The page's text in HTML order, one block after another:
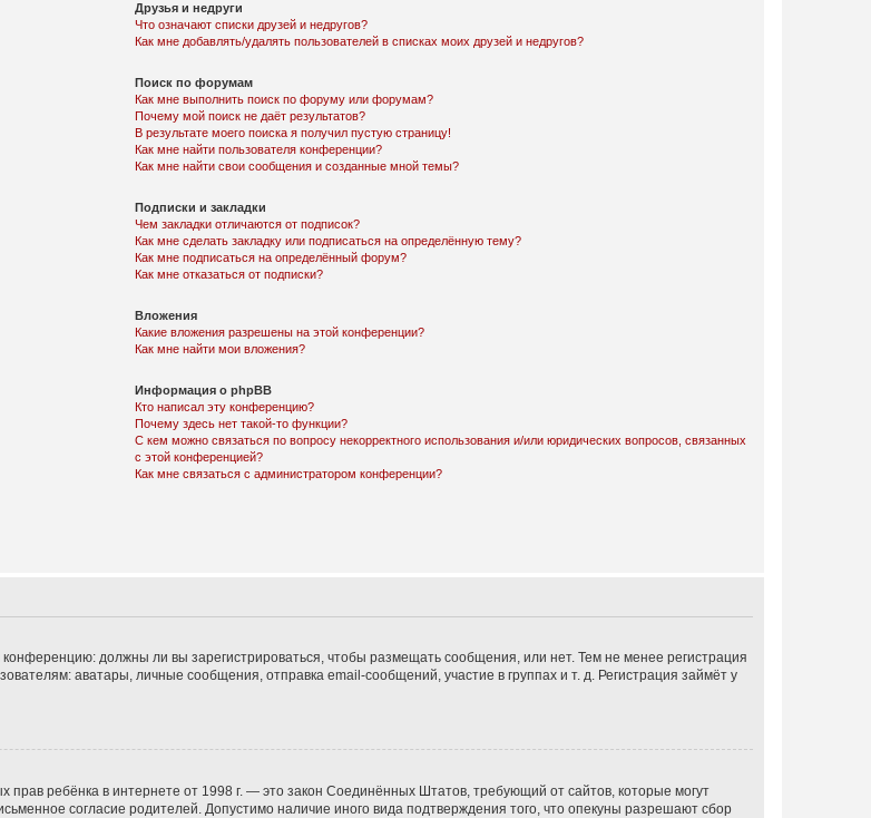
Друзья и недруги
Что означают списки друзей и недругов?
Как мне добавлять/удалять пользователей в списках моих друзей и недругов?
Поиск по форумам
Как мне выполнить поиск по форуму или форумам?
Почему мой поиск не даёт результатов?
В результате моего поиска я получил пустую страницу!
Как мне найти пользователя конференции?
Как мне найти свои сообщения и созданные мной темы?
Подписки и закладки
Чем закладки отличаются от подписок?
Как мне сделать закладку или подписаться на определённую тему?
Как мне подписаться на определённый форум?
Как мне отказаться от подписки?
Вложения
Какие вложения разрешены на этой конференции?
Как мне найти мои вложения?
Информация о phpBB
Кто написал эту конференцию?
Почему здесь нет такой-то функции?
С кем можно связаться по вопросу некорректного использования и/или юридических вопросов, связанных
с этой конференцией?
Как мне связаться с администратором конференции?
конференцию: должны ли вы зарегистрироваться, чтобы размещать сообщения, или нет. Тем не менее регистрация
аватары, личные сообщения, отправка email-сообщений, участие в группах и т. д. Регистрация займёт у
прав ребёнка в интернете от 1998 г. — это закон Соединённых Штатов, требующий от сайтов, которые могут
согласие родителей. Допустимо наличие иного вида подтверждения того, что опекуны разрешают сбор